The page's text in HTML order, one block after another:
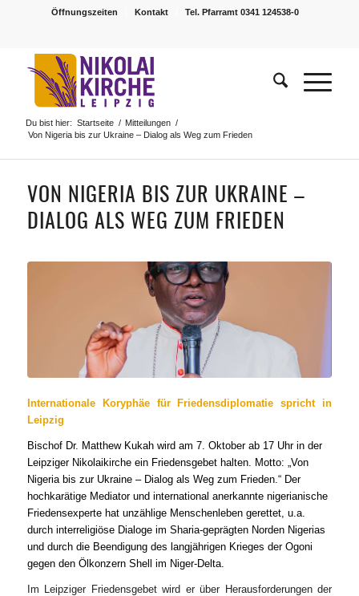
Öffnungszeiten Kontakt Tel. Pfarramt 0341 124538-0
Du bist hier: Startseite / Mitteilungen /
Von Nigeria bis zur Ukraine – Dialog als Weg zum Frieden
VON NIGERIA BIS ZUR UKRAINE –
DIALOG ALS WEG ZUM FRIEDEN
Internationale Koryphäe für Friedensdiplomatie spricht in
Leipzig
Bischof Dr. Matthew Kukah wird am 7. Oktober ab 17 Uhr in der
Leipziger Nikolaikirche ein Friedensgebet halten. Motto: „Von
Nigeria bis zur Ukraine – Dialog als Weg zum Frieden.“ Der
hochkarätige Mediator und international anerkannte nigerianische
Friedensexperte hat unzählige Menschenleben gerettet, u.a.
durch interreligiöse Dialoge im Sharia-geprägten Norden Nigerias
und durch die Beendigung des langjährigen Krieges der Ogoni
gegen den Ölkonzern Shell im Niger-Delta.
Im Leipziger Friedensgebet wird er über Herausforderungen der